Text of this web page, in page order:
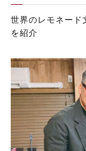
世界のレモネード
を紹介